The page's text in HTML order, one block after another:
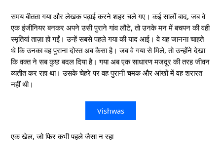
समय बीतता गया और लेखक पढ़ाई करने शहर चले गए। कई सालों बाद, जब वे
एक इंजीनियर बनकर अपने उसी पुराने गांव लौटे, तो उनके मन में बचपन की वही
स्मृतियां ताज़ा हो गईं। उन्हें सबसे पहले गया की याद आई। वे यह जानना चाहते
थे कि उनका वह पुराना दोस्त अब कैसा है। जब वे गया से मिले, तो उन्होंने देखा
कि वक्त ने सब कुछ बदल दिया है। गया अब एक साधारण मजदूर की तरह जीवन
व्यतीत कर रहा था। उसके चेहरे पर वह पुरानी चमक और आंखों में वह शरारत
नहीं थी।
Vishwas
एक खेल, जो फिर कभी पहले जैसा न रहा